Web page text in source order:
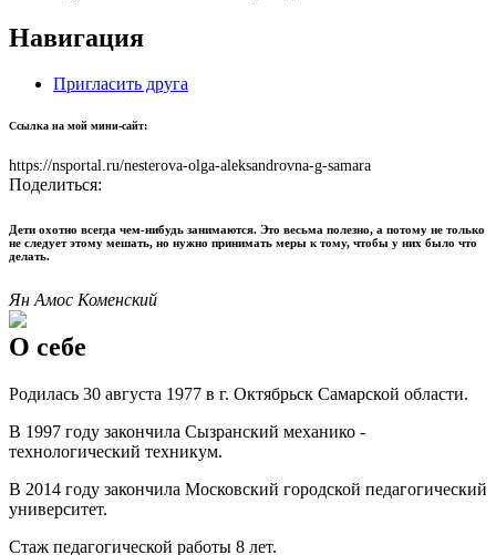
Навигация
Пригласить друга
Ссылка на мой мини-сайт:
https://nsportal.ru/nesterova-olga-aleksandrovna-g-samara
Поделиться:
Дети охотно всегда чем-нибудь занимаются. Это весьма полезно, а потому не только
не следует этому мешать, но нужно принимать меры к тому, чтобы у них было что
делать.
Ян Амос Коменский
О себе
Родилась 30 августа 1977 в г. Октябрьск Самарской области.
В 1997 году закончила Сызранский механико -
технологический техникум.
В 2014 году закончила Московский городской педагогический
университет.
Стаж педагогической работы 8 лет.